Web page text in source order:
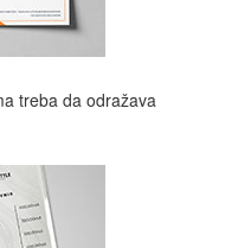
treba da odražava